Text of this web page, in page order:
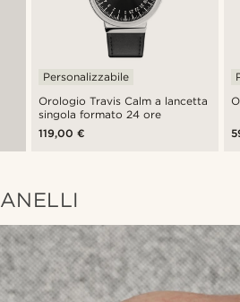
Orologio Travis Calm a lancetta
singola formato 24 ore
Personalizzabile
119,00 €
ANELLI